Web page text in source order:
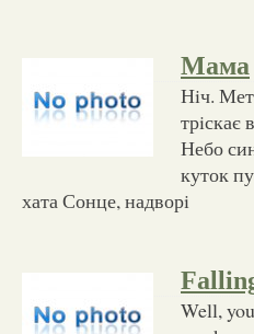
Мама
Нiч.
трiскає
Небо
куток
хата Сонце, надворi
Well,